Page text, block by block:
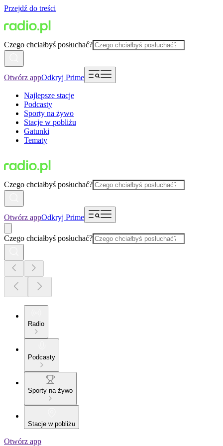
Przejdź do treści
Czego chciałbyś posłuchać?
Otwórz appOdkryj Prime
Najlepsze stacje
Podcasty
Sporty na żywo
Stacje w pobliżu
Gatunki
Tematy
Czego chciałbyś posłuchać?
Otwórz appOdkryj Prime
Czego chciałbyś posłuchać?
Radio
Podcasty
Sporty na żywo
Stacje w pobliżu
Otwórz app